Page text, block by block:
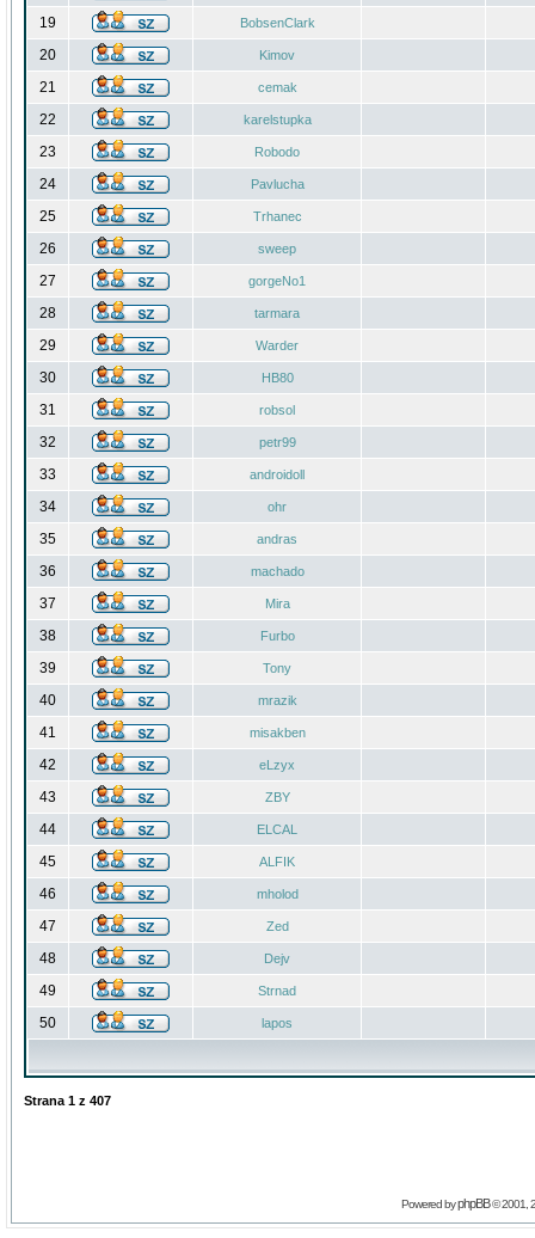
19 BobsenClark
20 Kimov
21 cemak
22 karelstupka
23 Robodo
24 Pavlucha
25 Trhanec
26 sweep
27 gorgeNo1
28 tarmara
29 Warder
30 HB80
31 robsol
32 petr99
33 androidoll
34 ohr
35 andras
36 machado
37 Mira
38 Furbo
39 Tony
40 mrazik
41 misakben
42 eLzyx
43 ZBY
44 ELCAL
45 ALFIK
46 mholod
47 Zed
48 Dejv
49 Strnad
50 lapos
Strana 1 z 407
Powered byphpBB© 2001,